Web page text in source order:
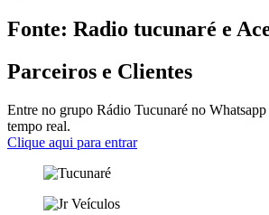
Fonte: Radio tucunaré e
Parceiros e Clientes
Entre no grupo Rádio Tucunaré no Whatsapp
tempo real.
Clique aqui para entrar